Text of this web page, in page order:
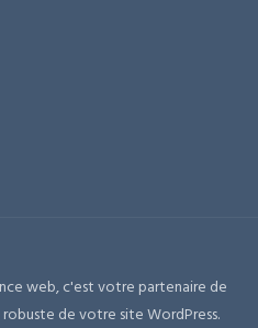
web, c'est votre partenaire de
de votre site WordPress.